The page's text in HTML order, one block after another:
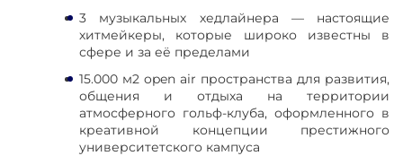
3 музыкальных хедлайнера — настоящие
хитмейкеры, которые широко известны в
сфере и за её пределами
15.000 м2 open air пространства для развития,
общения и отдыха на территории
атмосферного гольф-клуба, оформленного в
креативной концепции престижного
университетского кампуса